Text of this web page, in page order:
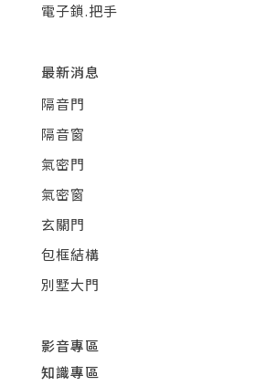
電子鎖.把手
最新消息
隔音門
隔音窗
氣密門
氣密窗
玄關門
包框結構
別墅大門
影音專區
知識專區